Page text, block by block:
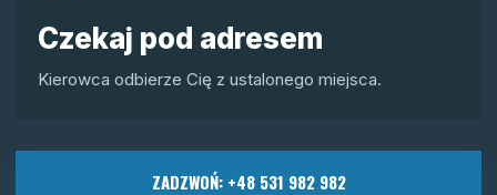
Czekaj pod adresem
Kierowca odbierze Cię z ustalonego miejsca.
ZADZWOŃ: +48 531 982 982